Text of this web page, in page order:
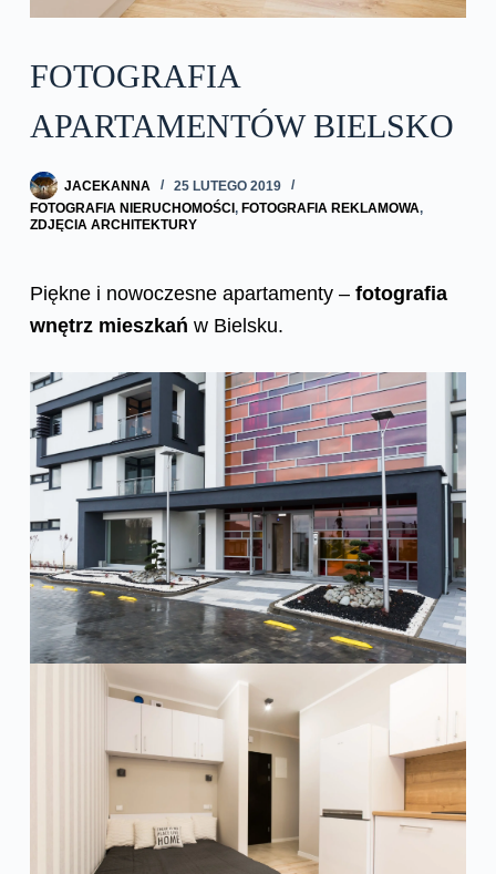
FOTOGRAFIA
APARTAMENTÓW BIELSKO
JACEKANNA
25 LUTEGO 2019
FOTOGRAFIA NIERUCHOMOŚCI , FOTOGRAFIA REKLAMOWA,
ZDJĘCIA ARCHITEKTURY
Piękne i nowoczesne apartamenty – fotografia
wnętrz mieszkań w Bielsku.